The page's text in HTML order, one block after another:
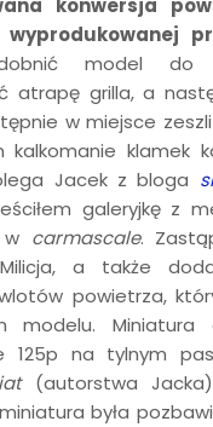
konwersja
model do
atrapę grilla, a
w miejsce
kalkomanie klamek
Jacek z bloga
galeryjkę z
w carmascale.
a także
powietrza,
modelu. Miniatura
125p na tylnym
(autorstwa
była